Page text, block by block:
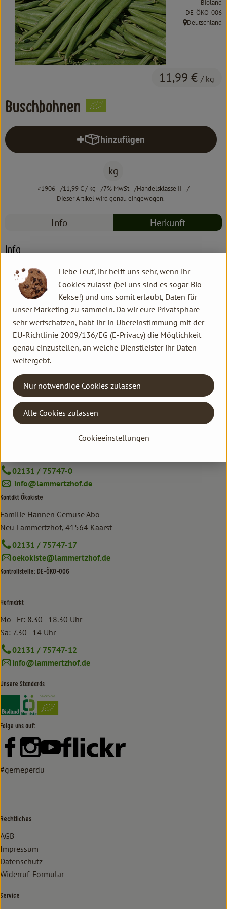
Kochen & Backen
Süß & Pikant
Getränke
Einkaufen
Aktuelles
Buschbohnen
11,99 € / kg
Bioland
, Kontrollstelle:
DE-ÖKO-006
, Herkunft:
Deutschland
hinzufügen
Produkt zum Warenkorb
kg
#1906 11,99 €/ kg 7% MwSt
Handelsklasse II
Dieser Artikel wird genau eingewogen.
Info Herkunft
Info
Produktinformationen
Herkunft
Hersteller: ABP
Deutschland
Kontakt allgemein
02131 / 75747-0
info@lammertzhof.de
Kontakt Ökokiste
Familie Hannen Gemüse Abo
Neu Lammertzhof, 41564 Kaarst
02131 / 75747-17
oekokiste@lammertzhof.de
Kontrollstelle: DE-ÖKO-006
Hofmarkt
Mo–Fr: 8.30–18.30 Uhr
Sa: 7.30–14 Uhr
02131 / 75747-12
info@lammertzhof.de
Unsere Standards
Externer Link zu https://www.bioland.de/verbraucher
Externer Link zu https://www.oekokiste.de/
Folge uns auf:
Externer Link zu https://www.facebook.com/lammertzhof/
Externer Link zu https://www.instagram.com/
Externer Link zu https://www.youtube.com/
Externer Link zu https://
#gerneperdu
Rechtliches
AGB
Impressum
Datenschutz
Widerruf-Formular
Service
Liebe Leut', ihr helft uns sehr, wenn ihr
Cookies zulasst (bei uns sind es sogar Bio-
Kekse!) und uns somit erlaubt, Daten für
unser Marketing zu sammeln. Da wir eure Privatsphäre
sehr wertschätzen, habt ihr in Übereinstimmung mit der
EU-Richtlinie 2009/136/EG (E-Privacy) die Möglichkeit
genau einzustellen, an welche Dienstleister ihr Daten
weitergebt.
Cookieeinstellungen
Nur notwendige Cookies zulassen
Alle Cookies zulassen